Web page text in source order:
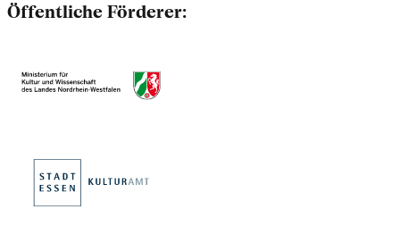
Öffentliche Förderer: